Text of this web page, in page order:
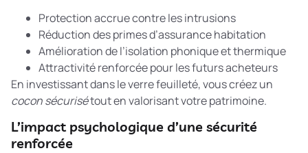
Protection accrue contre les intrusions
Réduction des primes d’assurance habitation
Amélioration de l’isolation phonique et thermique
Attractivité renforcée pour les futurs acheteurs
En investissant dans le verre feuilleté, vous créez un
cocon sécurisétout en valorisant votre patrimoine.
L’impact psychologique d’une sécurité
renforcée